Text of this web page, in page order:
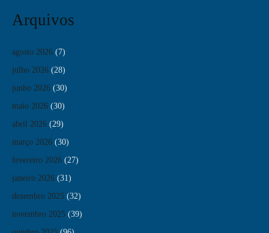
Arquivos
agosto 2026 (7)
julho 2026 (28)
junho 2026 (30)
maio 2026 (30)
abril 2026 (29)
março 2026 (30)
fevereiro 2026 (27)
janeiro 2026 (31)
dezembro 2025 (32)
novembro 2025 (39)